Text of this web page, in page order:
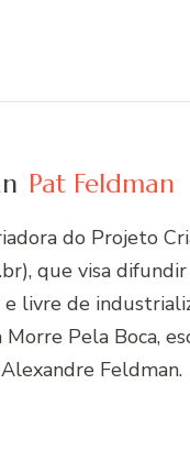
Pat Feldman
do Projeto
que visa
e livre de
Pela Boca,
Feldman.